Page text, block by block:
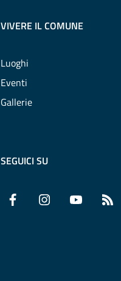
VIVERE IL COMUNE
Luoghi
Eventi
Gallerie
SEGUICI SU
Facebook InstagramYouTube